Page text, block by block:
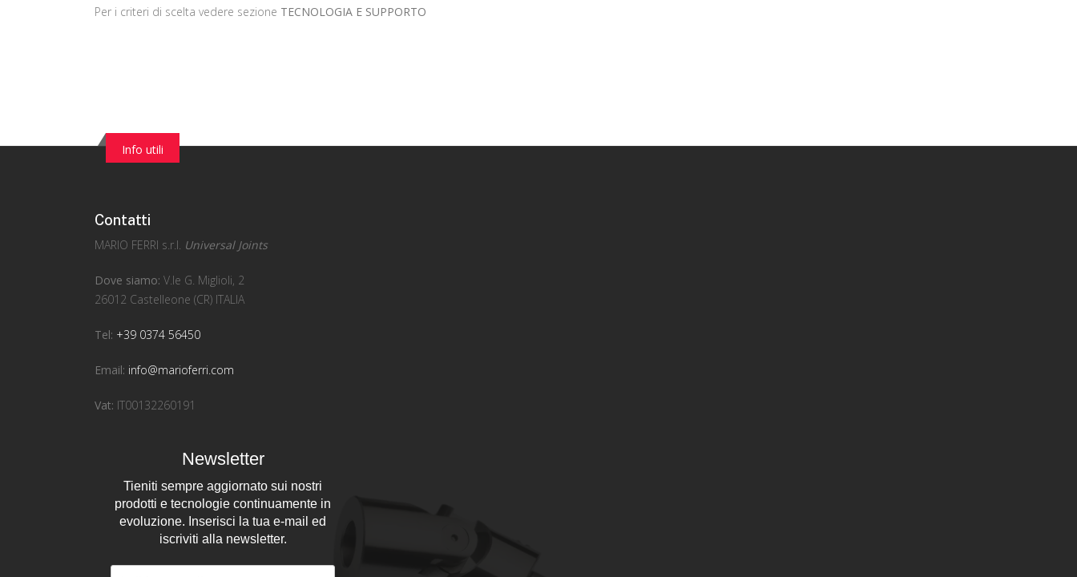
Per i criteri di scelta vedere sezione TECNOLOGIA E SUPPORTO
Info utili
Contatti
MARIO FERRI s.r.l. Universal Joints
Dove siamo: V.le G. Miglioli, 2
26012 Castelleone (CR) ITALIA
Tel: +39 0374 56450
Email: info@marioferri.com
Vat: IT00132260191
Newsletter
Tieniti sempre aggiornato sui nostri
prodotti e tecnologie continuamente in
evoluzione. Inserisci la tua e-mail ed
iscriviti alla newsletter.